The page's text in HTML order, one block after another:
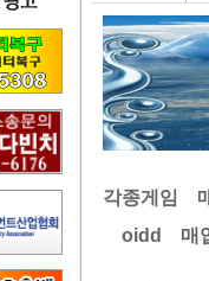
각종게임
oidd 매